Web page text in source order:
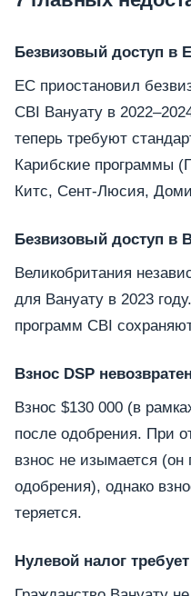
Безвизовый доступ в
ЕС приостановил
CBI Вануату в
теперь требуют
Карибские программы
Китс, Сент-Люсия,
Безвизовый доступ в
Великобритания
для Вануату в 2023
программ CBI
Взнос DSP невозвратен
Взнос $130 000 (в
после одобрения. При
взнос не изымается (он
одобрения), однако
теряется.
Нулевой налог